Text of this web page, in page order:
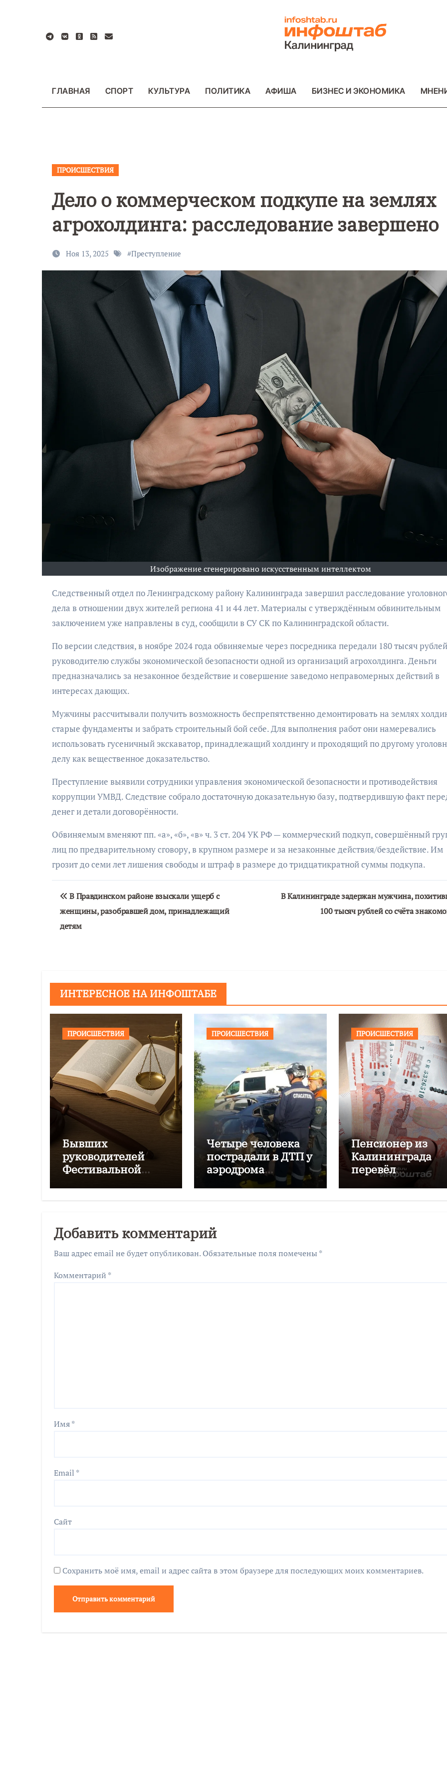
содержанию
ГЛАВНАЯ СПОРТ КУЛЬТУРА ПОЛИТИКА АФИША БИЗНЕС И ЭКОНОМИКА
ПРОИСШЕСТВИЯ
Дело о коммерческом подкупе на землях
агрохолдинга: расследование завершено
Ноя 13, 2025 #Преступление
Изображение сгенерировано искусственным интеллектом
Следственный отдел по Ленинградскому району Калининграда завершил расследование уголовного
дела в отношении двух жителей региона 41 и 44 лет. Материалы с утверждённым обвинительным
заключением уже направлены в суд, сообщили в СУ СК по Калининградской области.
По версии следствия, в ноябре 2024 года обвиняемые через посредника передали 180 тысяч рублей
руководителю службы экономической безопасности одной из организаций агрохолдинга. Деньги
предназначались за незаконное бездействие и совершение заведомо неправомерных действий в
интересах дающих.
Мужчины рассчитывали получить возможность беспрепятственно демонтировать на землях
старые фундаменты и забрать строительный бой себе. Для выполнения работ они намеревались
использовать гусеничный экскаватор, принадлежащий холдингу и проходящий по другому
делу как вещественное доказательство.
Преступление выявили сотрудники управления экономической безопасности и противодействия
коррупции УМВД. Следствие собрало достаточную доказательную базу, подтвердившую факт
денег и детали договорённости.
Обвиняемым вменяют пп. «а», «б», «в» ч. 3 ст. 204 УК РФ — коммерческий подкуп, совершённый
лиц по предварительному сговору, в крупном размере и за незаконные действия/бездействие. Им
грозит до семи лет лишения свободы и штраф в размере до тридцатикратной суммы подкупа.
Навигация
по
записям
В Правдинском районе взыскали ущерб с
женщины, разобравшей дом, принадлежащий
детям
В Калининграде задержан мужчина,
100 тысяч рублей со счёта
ИНТЕРЕСНОЕ НА ИНФОШТАБЕ
ПРОИСШЕСТВИЯ
Бывших
руководителей
Фестивальной
ПРОИСШЕСТВИЯ
Четыре человека
пострадали в ДТП у
аэродрома
Чкаловский
ПРОИСШЕСТВИЯ
Пенсионер из
Калининграда
перевёл
мошенникам
Добавить комментарий
Ваш адрес email не будет опубликован. Обязательные поля помечены *
Комментарий *
Имя*
Email *
Сайт
Сохранить моё имя, email и адрес сайта в этом браузере для последующих моих комментариев.
9 Мая — День
Победы!
Уникальное
северное
сияние
запечатлели
над Балтикой
Музыкально-
поэтический
моноспектакль
«Исповедь в четыре
четверти пути»
ОБЩЕСТВО
Николай Патрушев
поддержал
проведение в
Калининграде
морского фестиваля
«Открытое море»
ОБЩЕСТВО
Организаторы
фестиваля
«Открытое
объявили даты
проведения!